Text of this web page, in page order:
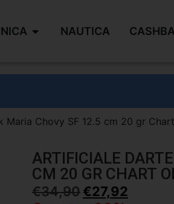
NAUTICA
Chovy SF 12.5 cm 20 gr
ARTIFICIALE
CM 20 GR CHART
€34,90€27,92